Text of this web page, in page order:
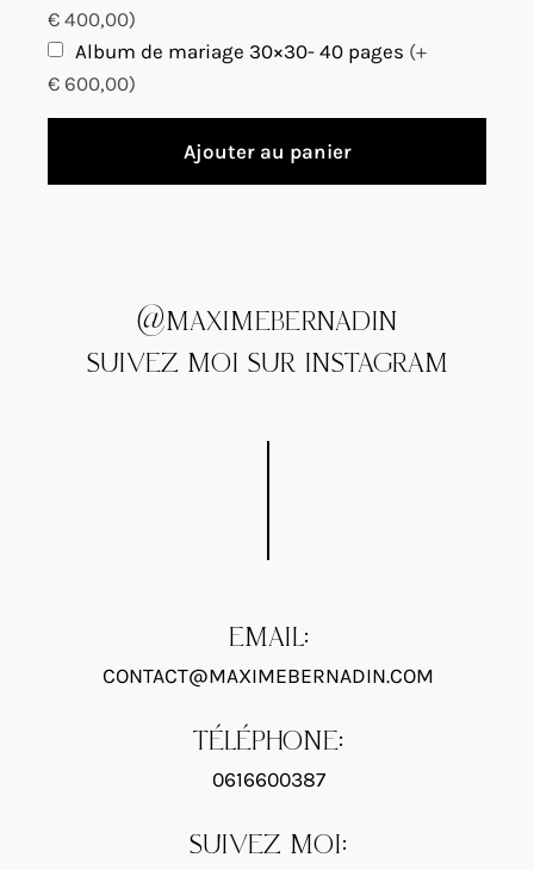
€ 400,00)
Album de mariage 30×30- 40 pages (+
€ 600,00)
Ajouter au panier
@MAXIMEBERNADIN
SUIVEZ MOI SUR INSTAGRAM
EMAIL:
CONTACT@MAXIMEBERNADIN.COM
TÉLÉPHONE:
0616600387
SUIVEZ MOI: